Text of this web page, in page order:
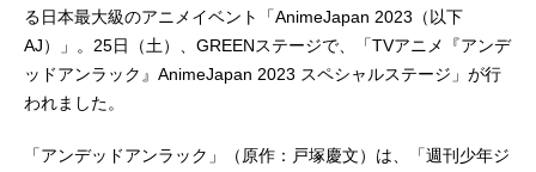
る日本最大級のアニメイベント「AnimeJapan 2023（以下
AJ）」。25日（土）、GREENステージで、「TVアニメ『アンデ
ッドアンラック』AnimeJapan 2023 スペシャルステージ」が行
われました。
「アンデッドアンラック」（原作：戸塚慶文）は、「週刊少年ジ